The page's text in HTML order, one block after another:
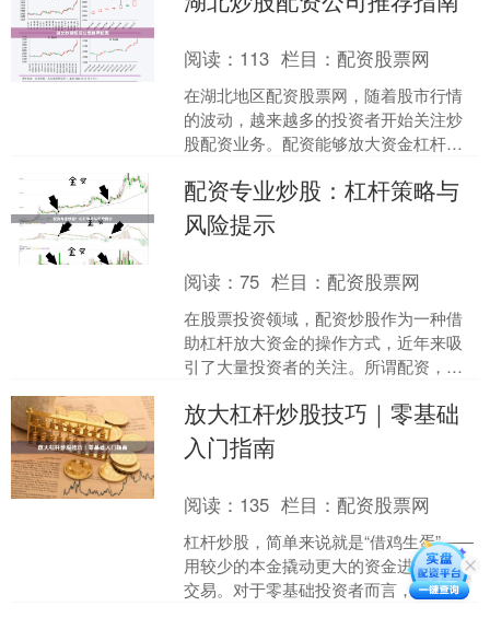
阅读： 113 栏目：配资股票网
在湖北地区配资股票网，随着股市行情
的波动，越来越多的投资者开始关注炒
股配资业务。配资能够放大资金杠杆，
风险。本文将为您提供一份....
配资专业炒股：杠杆策略与
风险提示
阅读：75 栏目：配资股票网
在股票投资领域，配资炒股作为一种借
助杠杆放大资金的操作方式，近年来吸
引了大量投资者的关注。所谓配资，即
自有资金作为保证金，从而....
放大杠杆炒股技巧｜零基础
入门指南
阅读： 135 栏目：配资股票网
杠杆炒股，简单来说就是“借鸡生蛋”——
用较少的本金撬动更大的资金进行股票
交易。对于零基础投资者而言，掌握杠